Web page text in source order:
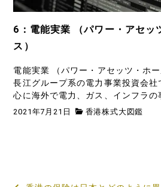
6：電能実業 （パワー・アセッ
ス）
電能実業 （パワー・アセッツ・ホ
長江グループ系の電力事業投資会社
心に海外で電力、ガス、インフラの
2021年7月21日 香港株式大図鑑
投